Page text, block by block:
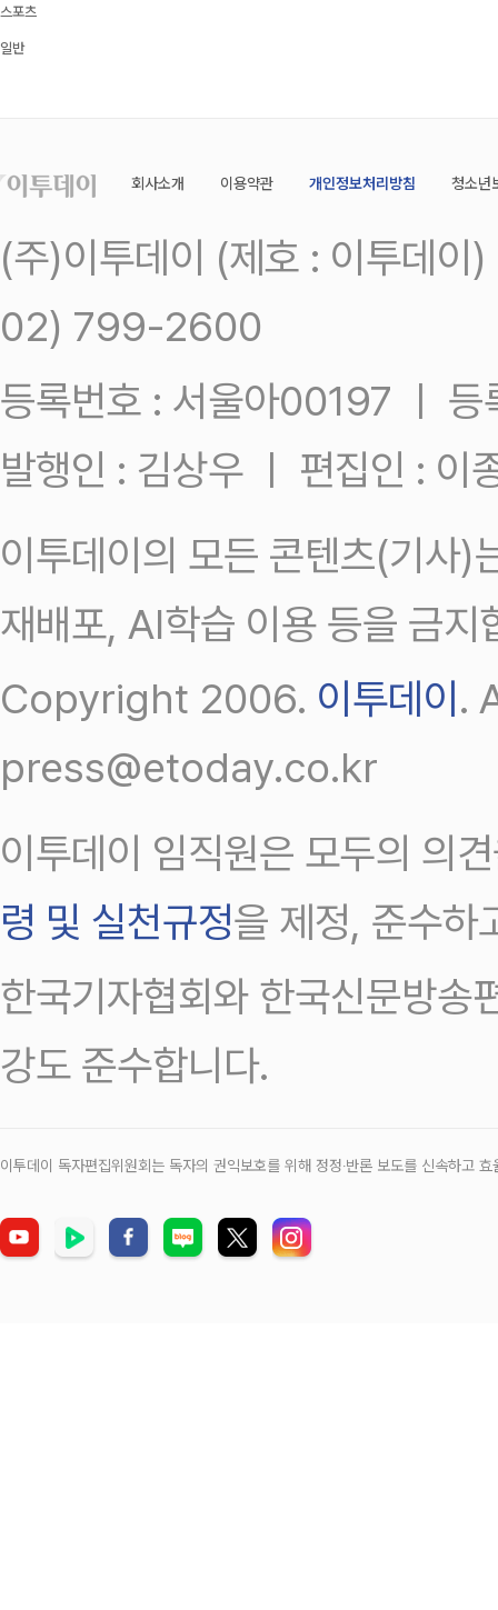
스포츠
일반
회사소개 이용약관 개인정보처리방침 청소년
(주)이투데이 (제호 : 이투데
02) 799-2600
등록번호 : 서울아00197 ㅣ
발행인 : 김상우 ㅣ 편집인 : 이
이투데이의 모든 콘텐츠(기사)
재배포, AI학습 이용 등을 금지
Copyright 2006. 이투데이 .
press@etoday.co.kr
이투데이 임직원은 모두의 의
령 및 실천규정을 제정, 준수하
한국기자협회와 한국신문방송
강도 준수합니다.
이투데이 독자편집위원회는 독자의 권익보호를 위해 정정‧반론 보도를 신속하고